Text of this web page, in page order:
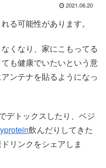
2021.06.20
る可能性があります。
くなり、家にこもってる
も健康でいたいという意
ンテナを貼るようになっ
デトックスしたり、ベジ
飲んだりしてきた
リンクをシェアしま